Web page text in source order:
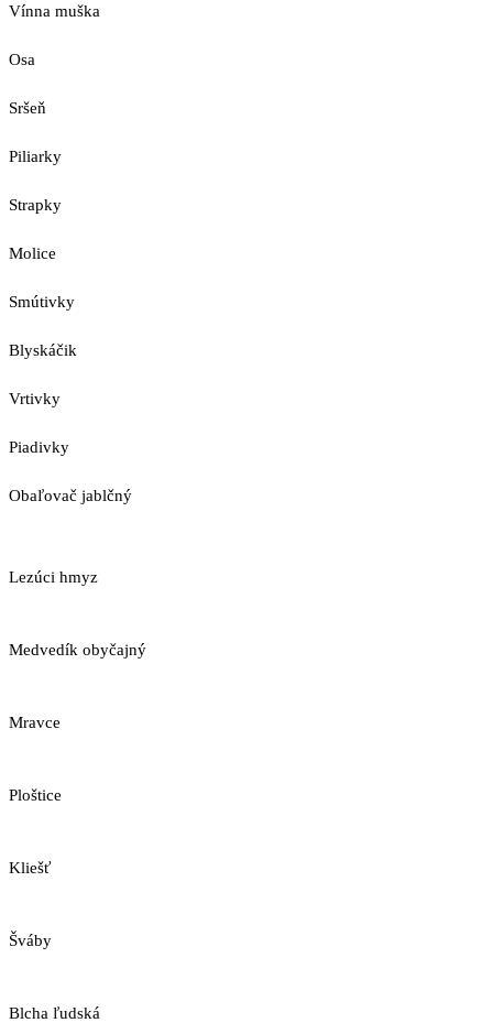
Vínna muška
Osa
Sršeň
Piliarky
Strapky
Molice
Smútivky
Blyskáčik
Vrtivky
Piadivky
Obaľovač jablčný
Lezúci hmyz
Medvedík obyčajný
Mravce
Ploštice
Kliešť
Šváby
Blcha ľudská